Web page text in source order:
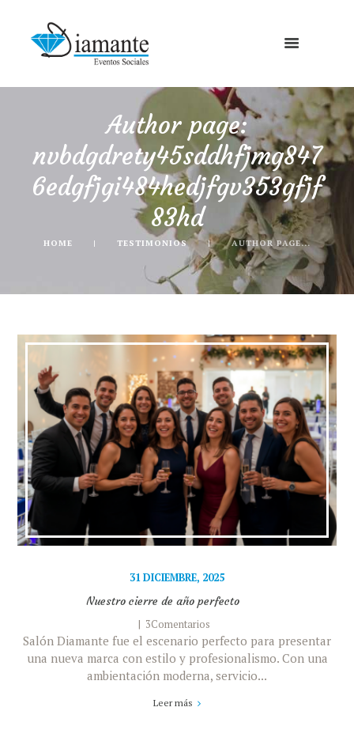
Author page:
nvbdgdrety45sddhfjmg847
6edgfjgi484hedjfgv353gfjf
83hd
HOME TESTIMONIOS AUTHOR PAGE...
31 DICIEMBRE, 2025
Nuestro cierre de año perfecto
3Comentarios
Salón Diamante fue el escenario perfecto para presentar
una nueva marca con estilo y profesionalismo. Con una
ambientación moderna, servicio...
Leer más